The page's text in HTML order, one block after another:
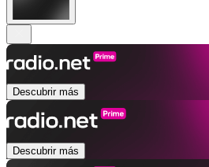
Descubrir más
Descubrir más